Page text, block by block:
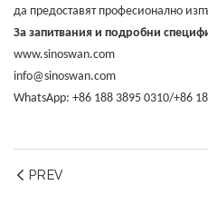
да предоставят професионално
За запитвания и подробни
www.sinoswan.com
info@sinoswan.com
WhatsApp: +86 188 3895 0310/+86
PREV